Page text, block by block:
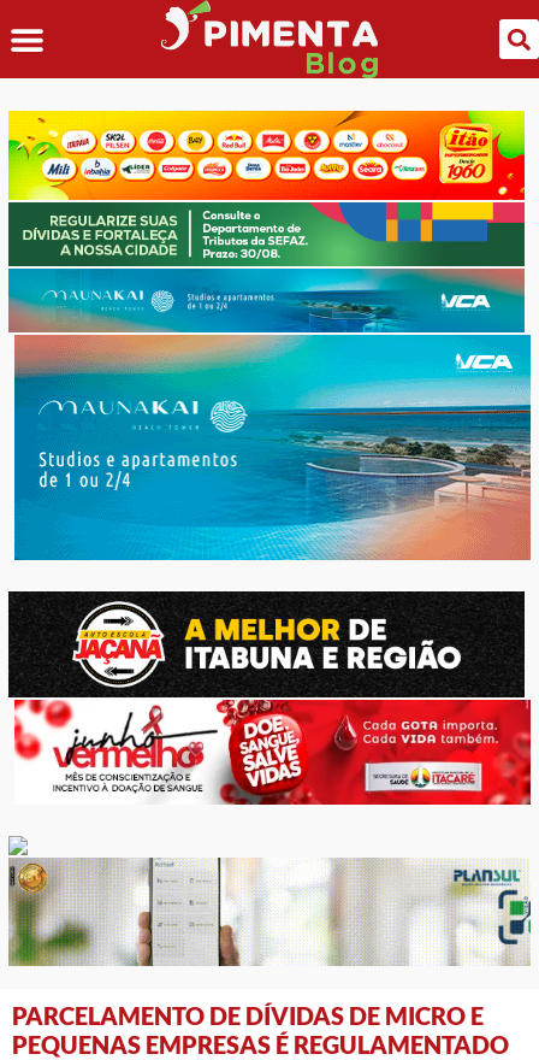
PARCELAMENTO DE DÍVIDAS DE MICRO E
PEQUENAS EMPRESAS É REGULAMENTADO